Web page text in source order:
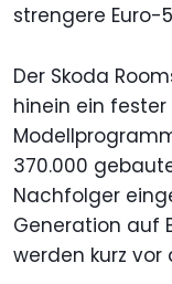
strengere Euro-
Der Skoda
hinein ein
370.000
Nachfolger
Generation auf
werden kurz vor